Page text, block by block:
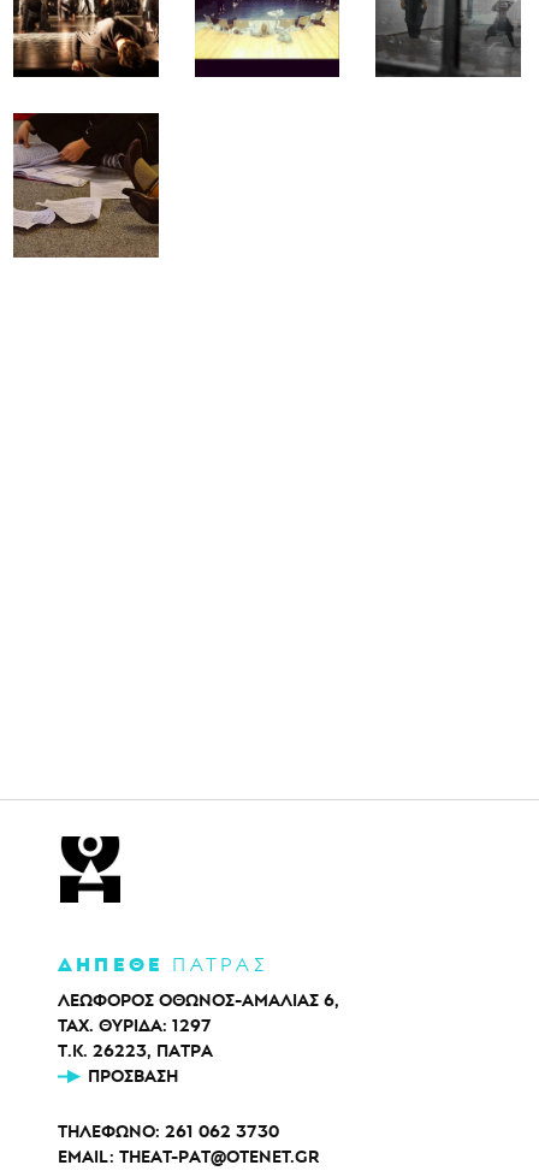
ΔΗΠΕΘΕ ΠΑΤΡΑΣ
ΛΕΩΦΟΡΟΣ ΟΘΩΝΟΣ-ΑΜΑΛΙΑΣ 6,
ΤΑΧ. ΘΥΡΙΔΑ: 1297
Τ.Κ. 26223, ΠΑΤΡΑ
ΠΡΌΣΒΑΣΗ
ΤΗΛΕΦΩΝΟ: 261 062 3730
EMAIL: THEAT-PAT@OTENET.GR